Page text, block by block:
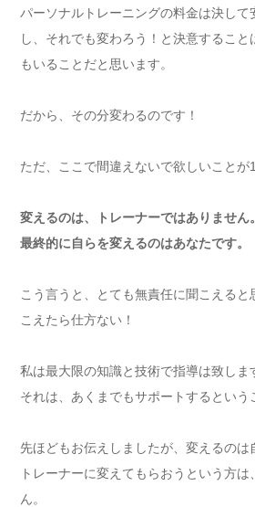
パーソナルトレーニングの料金は決して
し、それでも変わろう！と決意するこ
もいることだと思います。
だから、その分変わるのです！
ただ、ここで間違えないで欲しいことが
変えるのは、トレーナーではありません。
最終的に自らを変えるのはあなたです。
こう言うと、とても無責任に聞こえると
こえたら仕方ない！
私は最大限の知識と技術で指導は致しま
それは、あくまでもサポートするという
先ほどもお伝えしましたが、変えるのは
トレーナーに変えてもらおうという方
ん。